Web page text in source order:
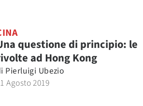
questione di principio: le
ad Hong Kong
Pierluigi Ubezio
Agosto 2019